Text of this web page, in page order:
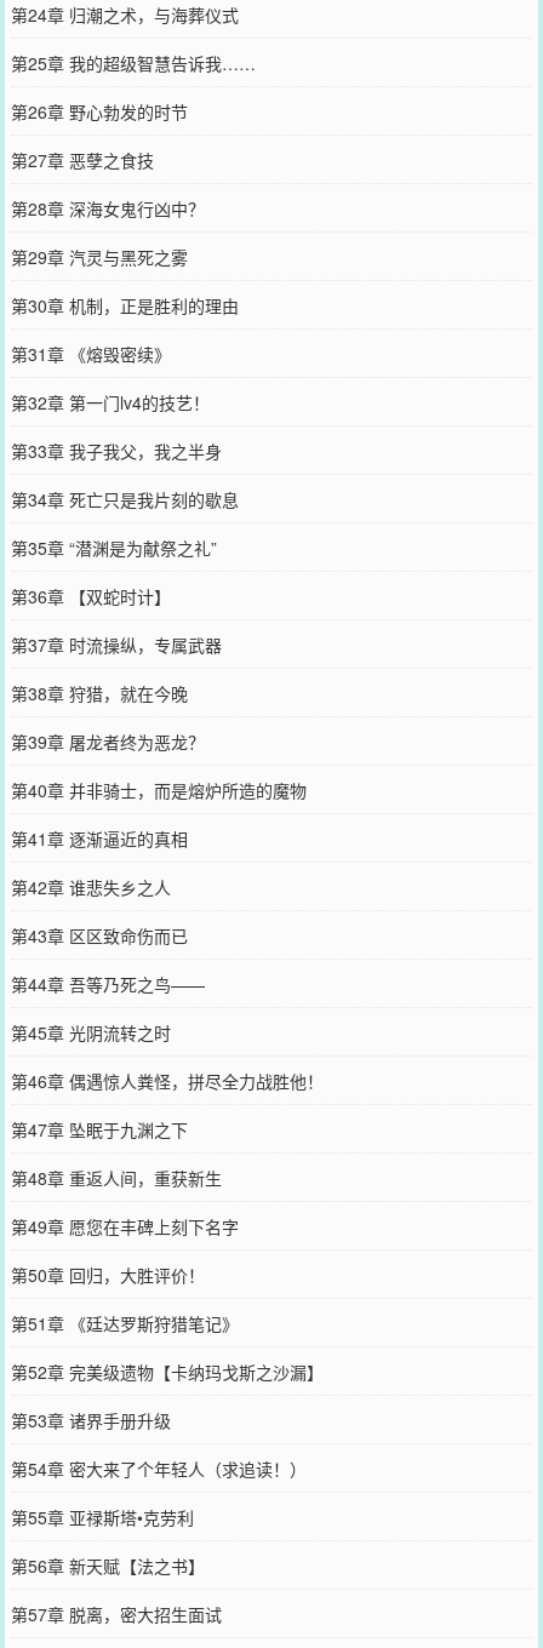
第24章 归潮之术，与海葬仪式
第25章 我的超级智慧告诉我……
第26章 野心勃发的时节
第27章 恶孽之食技
第28章 深海女鬼行凶中？
第29章 汽灵与黑死之雾
第30章 机制，正是胜利的理由
第31章 《熔毁密续》
第32章 第一门lv4的技艺！
第33章 我子我父，我之半身
第34章 死亡只是我片刻的歇息
第35章 “潜渊是为献祭之礼”
第36章 【双蛇时计】
第37章 时流操纵，专属武器
第38章 狩猎，就在今晚
第39章 屠龙者终为恶龙？
第40章 并非骑士，而是熔炉所造的魔物
第41章 逐渐逼近的真相
第42章 谁悲失乡之人
第43章 区区致命伤而已
第44章 吾等乃死之鸟——
第45章 光阴流转之时
第46章 偶遇惊人粪怪，拼尽全力战胜他！
第47章 坠眠于九渊之下
第48章 重返人间，重获新生
第49章 愿您在丰碑上刻下名字
第50章 回归，大胜评价！
第51章 《廷达罗斯狩猎笔记》
第52章 完美级遗物【卡纳玛戈斯之沙漏】
第53章 诸界手册升级
第54章 密大来了个年轻人（求追读！）
第55章 亚禄斯塔•克劳利
第56章 新天赋【法之书】
第57章 脱离，密大招生面试